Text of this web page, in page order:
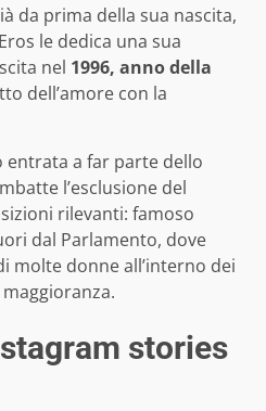
da prima della sua nascita,
le dedica una sua
nel 1996, anno della
dell’amore con la
entrata a far parte dello
l’esclusione del
rilevanti: famoso
dal Parlamento, dove
molte donne all’interno dei
stories